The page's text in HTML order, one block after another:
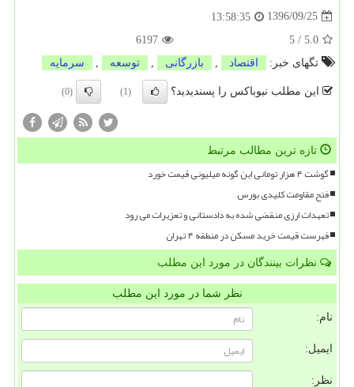
1396/09/25
13:58:35
5.0
/
5
6197
تگهای خبر:
اقتصاد بازرگانی توسعه سرمایه
این مطلب نیوباکس را پسندیدید؟ (1)
(0)
تازه ترین مطالب مرتبط
گوشت ۴ هزار تومانی این گونه میلیونی قیمت خورد
فتح مقاومت کلیدی بورس
تعهدات ارزی منقضی شده به دادستانی و تعزیرات می رود
فهرست قیمت خرید مسکن در منطقه ۴ تهران
نظرات بینندگان در مورد این مطلب
نظر شما در مورد این مطلب
نام:
ایمیل:
نظر: